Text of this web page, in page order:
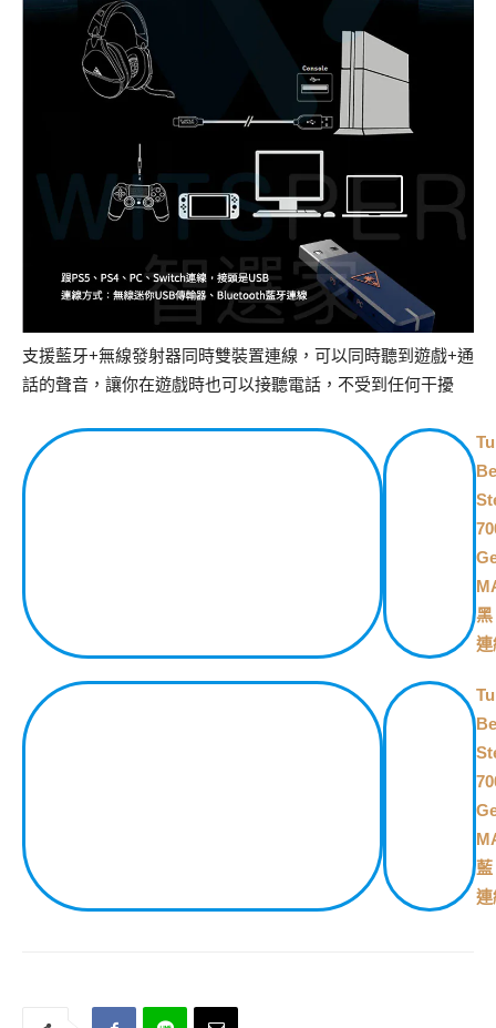
支援藍牙+無線發射器同時雙裝置連線，可以同時聽到遊戲+通
話的聲音，讓你在遊戲時也可以接聽電話，不受到任何干擾